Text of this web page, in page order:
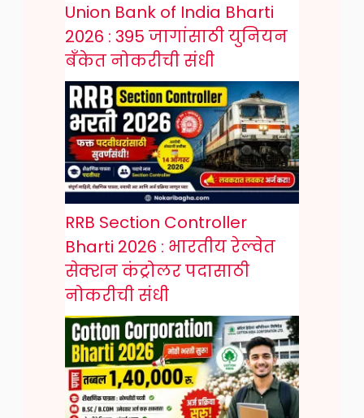
Union Bank of India Bharti
2026 : 395 जागांसाठी युनियन
बँकेत नोकरीची संधी
RRB Section Controller
Bharti 2026 : भारतीय रेल्वेत
सेक्शन कंट्रोलर पदासाठी
नोकरीची संधी